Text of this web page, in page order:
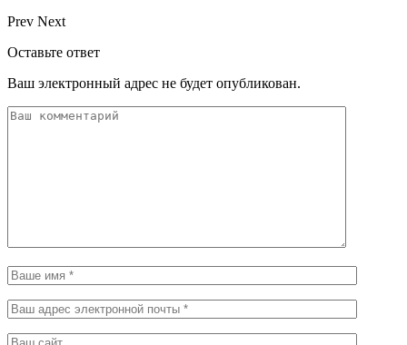
Prev Next
Оставьте ответ
Ваш электронный адрес не будет опубликован.